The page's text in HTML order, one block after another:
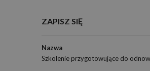
ZAPISZ SIĘ
Nazwa
Szkolenie przygotowujące do